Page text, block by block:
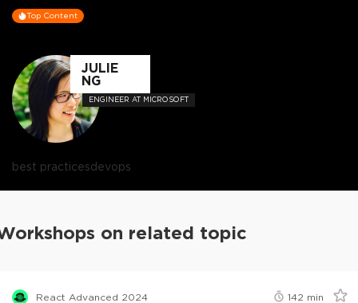
Top Content
JULIE
NG
ENGINEER AT MICROSOFT
best practicesdevops
on related topic
React Advanced 2024 142 min